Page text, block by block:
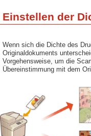
Einstellen der
Wenn sich die Dichte des
Originaldokuments
Vorgehensweise, um die
Übereinstimmung mit dem